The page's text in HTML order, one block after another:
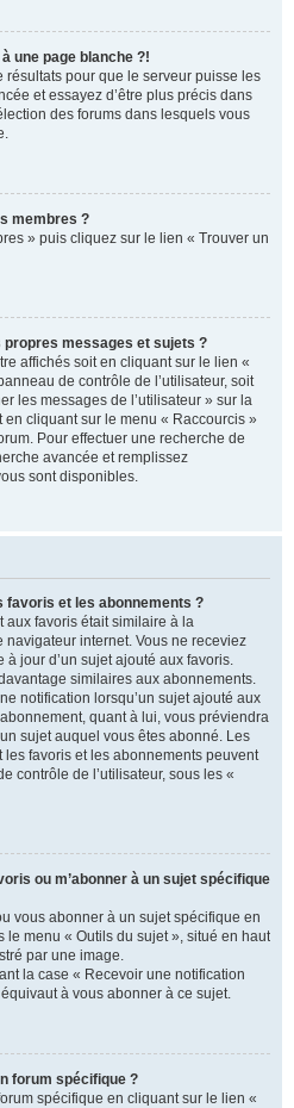
une page blanche ?!
résultats pour que le serveur puisse les
et essayez d’être plus précis dans
des forums dans lesquels vous
membres ?
» puis cliquez sur le lien « Trouver un
messages et sujets ?
affichés soit en cliquant sur le lien «
de contrôle de l’utilisateur, soit
les messages de l’utilisateur » sur la
cliquant sur le menu « Raccourcis »
Pour effectuer une recherche de
avancée et remplissez
sont disponibles.
favoris et les abonnements ?
aux favoris était similaire à la
internet. Vous ne receviez
jour d’un sujet ajouté aux favoris.
similaires aux abonnements.
notification lorsqu’un sujet ajouté aux
quant à lui, vous préviendra
sujet auquel vous êtes abonné. Les
favoris et les abonnements peuvent
contrôle de l’utilisateur, sous les «
ou m’abonner à un sujet spécifique
vous abonner à un sujet spécifique en
menu « Outils du sujet », situé en haut
par une image.
la case « Recevoir une notification
à vous abonner à ce sujet.
forum spécifique ?
spécifique en cliquant sur le lien «